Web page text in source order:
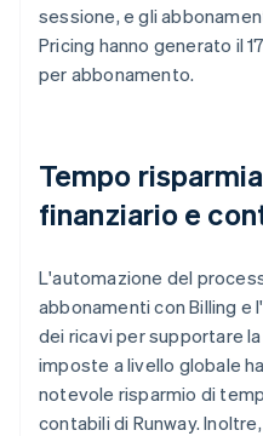
sessione, e gli
Pricing hanno generato il
per abbonamento.
Tempo
finanziario e
L'automazione del
abbonamenti con Billing
dei ricavi per supportare
imposte a livello globale
notevole risparmio di
contabili di Runway.